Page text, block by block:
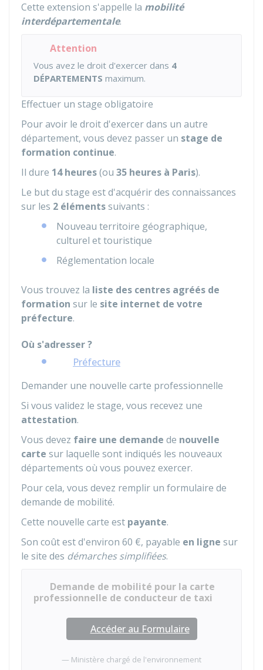
Cette extension s'appelle la mobilité
interdépartementale.
Attention
Vous avez le droit d'exercer dans 4
DÉPARTEMENTS maximum.
Effectuer un stage obligatoire
Pour avoir le droit d'exercer dans un autre
département, vous devez passer un stage de
formation continue.
Il dure 14 heures(ou 35 heures à Paris).
Le but du stage est d'acquérir des connaissances
sur les 2 élémentssuivants :
Nouveau territoire géographique,
culturel et touristique
Réglementation locale
Vous trouvez la liste des centres agréés de
formation sur le site internet de votre
préfecture.
Où s'adresser ?
Préfecture
Demander une nouvelle carte professionnelle
Si vous validez le stage, vous recevez une
attestation.
Vous devez faire une demande de nouvelle
carte sur laquelle sont indiqués les nouveaux
départements où vous pouvez exercer.
Pour cela, vous devez remplir un formulaire de
demande de mobilité.
Cette nouvelle carte est payante.
Son coût est d'environ 60 €, payable en ligne sur
le site des démarches simplifiées.
Demande de mobilité pour la carte
professionnelle de conducteur de taxi
Accéder au Formulaire
Ministère chargé de l'environnement